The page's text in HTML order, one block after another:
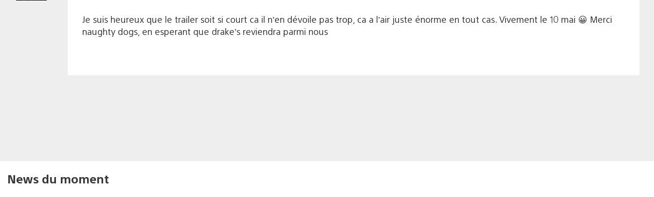
Je suis heureux que le trailer soit si court ca il n’en dévoile pas trop, ca a l’air juste énorme en tout cas. Vivement le 10 mai 😀 Merci
naughty dogs, en esperant que drake’s reviendra parmi nous
News du moment